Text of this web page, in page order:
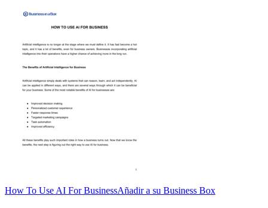
How To Use AI For BusinessAñadir a su Business Box